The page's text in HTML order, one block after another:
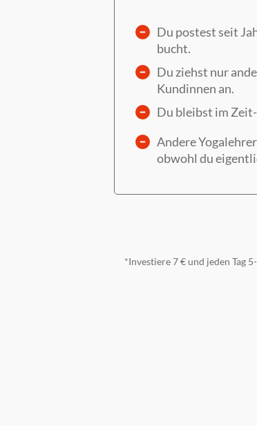
Du postest seit
bucht.
Du ziehst nur
Kundinnen an.
Du bleibst im
Andere
obwohl du
*Investiere 7 € und jeden Tag